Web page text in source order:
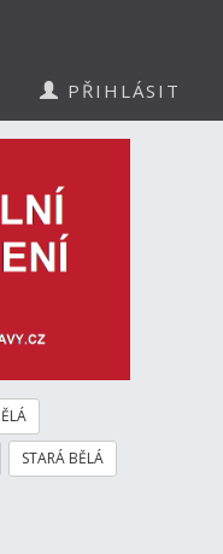
PŘIHLÁSIT
STARÁ BĚLÁ